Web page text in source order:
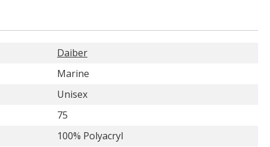
Daiber
Marine
Unisex
75
100% Polyacryl